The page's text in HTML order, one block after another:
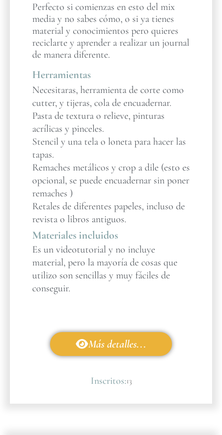
Perfecto si comienzas en esto del mix
media y no sabes cómo, o si ya tienes
material y conocimientos pero quieres
reciclarte y aprender a realizar un journal
de manera diferente.
Herramientas
Necesitaras, herramienta de corte como
cutter, y tijeras, cola de encuadernar.
Pasta de textura o relieve, pinturas
acrílicas y pinceles.
Stencil y una tela o loneta para hacer las
tapas.
Remaches metálicos y crop a dile (esto es
opcional, se puede encuadernar sin poner
remaches )
Retales de diferentes papeles, incluso de
revista o libros antiguos.
Materiales incluidos
Es un videotutorial y no incluye
material, pero la mayoría de cosas que
utilizo son sencillas y muy fáciles de
conseguir.
Más detalles...
Inscritos:13